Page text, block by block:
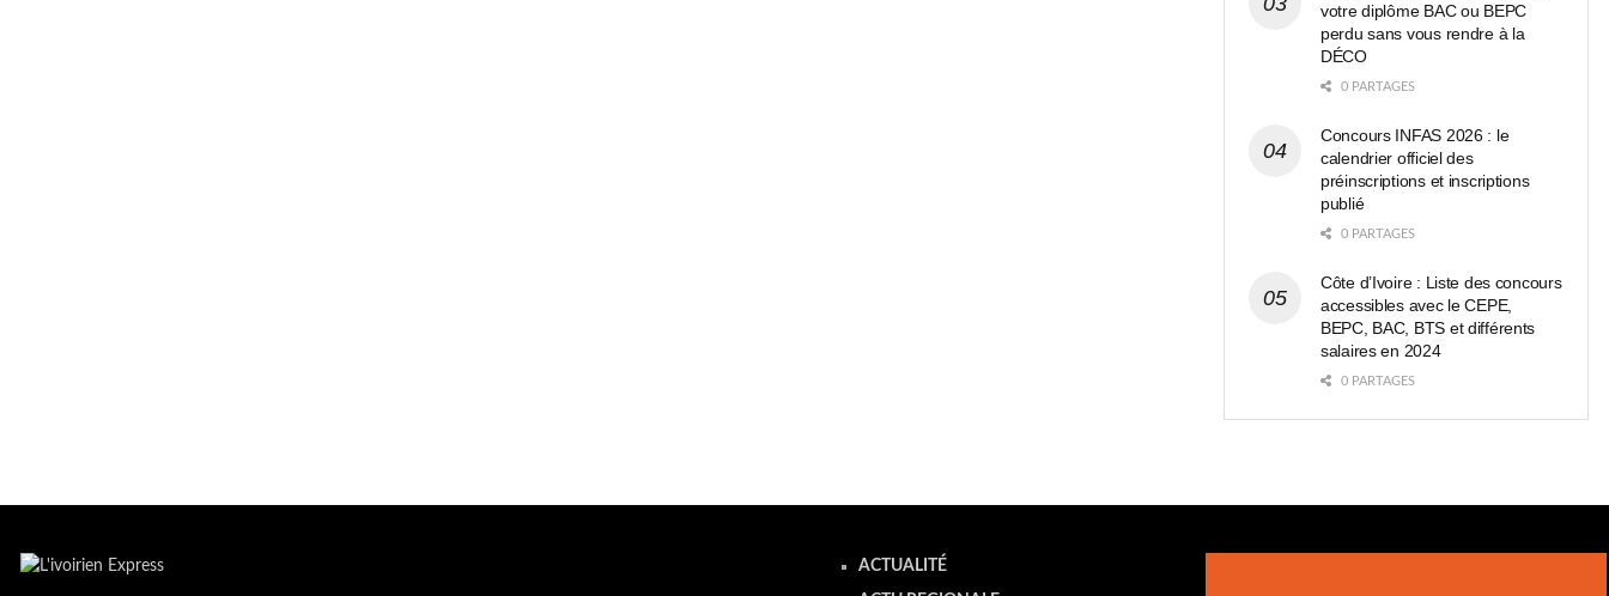
votre diplôme BAC ou BEPC
perdu sans vous rendre à la
DÉCO
0 PARTAGES
Concours INFAS 2026 : le
calendrier officiel des
préinscriptions et inscriptions
publié
0 PARTAGES
Côte d’Ivoire : Liste des concours
accessibles avec le CEPE,
BEPC, BAC, BTS et différents
salaires en 2024
0 PARTAGES
ACTUALITÉ